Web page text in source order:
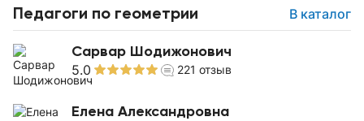
Педагоги по геометрии В каталог
Сарвар Шодижонович
5.0 221 отзыв
Елена Александровна